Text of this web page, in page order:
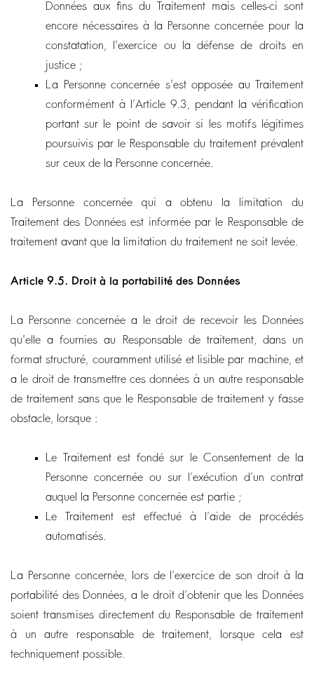
Données aux fins du Traitement mais celles-ci sont
encore nécessaires à la Personne concernée pour la
constatation, l'exercice ou la défense de droits en
justice ;
La Personne concernée s'est opposée au Traitement
conformément à l’Article 9.3, pendant la vérification
portant sur le point de savoir si les motifs légitimes
poursuivis par le Responsable du traitement prévalent
sur ceux de la Personne concernée.
La Personne concernée qui a obtenu la limitation du
Traitement des Données est informée par le Responsable de
traitement avant que la limitation du traitement ne soit levée.
Article 9.5. Droit à la portabilité des Données
La Personne concernée a le droit de recevoir les Données
qu'elle a fournies au Responsable de traitement, dans un
format structuré, couramment utilisé et lisible par machine, et
a le droit de transmettre ces données à un autre responsable
de traitement sans que le Responsable de traitement y fasse
obstacle, lorsque :
Le Traitement est fondé sur le Consentement de la
Personne concernée ou sur l’exécution d’un contrat
auquel la Personne concernée est partie ;
Le Traitement est effectué à l’aide de procédés
automatisés.
La Personne concernée, lors de l’exercice de son droit à la
portabilité des Données, a le droit d’obtenir que les Données
soient transmises directement du Responsable de traitement
à un autre responsable de traitement, lorsque cela est
techniquement possible.